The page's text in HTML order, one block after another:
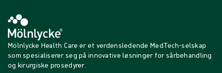
Mölnlycke Health Care er et verdensledende MedTech-selskap
som spesialiserer seg på innovative løsninger for sårbehandling
og kirurgiske prosedyrer.